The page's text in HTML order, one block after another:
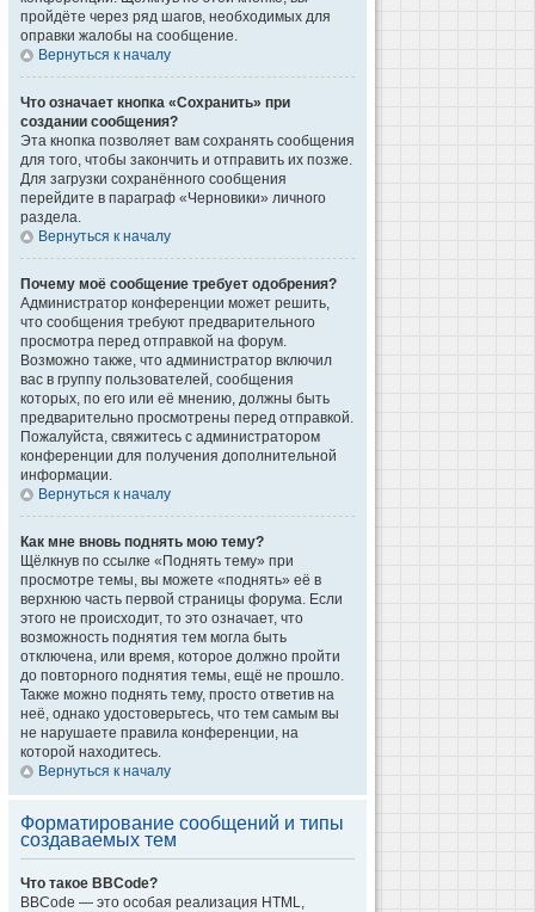
пройдёте через ряд шагов, необходимых для
оправки жалобы на сообщение.
Вернуться к началу
Что означает кнопка «Сохранить» при
создании сообщения?
Эта кнопка позволяет вам сохранять сообщения
для того, чтобы закончить и отправить их позже.
Для загрузки сохранённого сообщения
перейдите в параграф «Черновики» личного
раздела.
Вернуться к началу
Почему моё сообщение требует одобрения?
Администратор конференции может решить,
что сообщения требуют предварительного
просмотра перед отправкой на форум.
Возможно также, что администратор включил
вас в группу пользователей, сообщения
которых, по его или её мнению, должны быть
предварительно просмотрены перед отправкой.
Пожалуйста, свяжитесь с администратором
конференции для получения дополнительной
информации.
Вернуться к началу
Как мне вновь поднять мою тему?
Щёлкнув по ссылке «Поднять тему» при
просмотре темы, вы можете «поднять» её в
верхнюю часть первой страницы форума. Если
этого не происходит, то это означает, что
возможность поднятия тем могла быть
отключена, или время, которое должно пройти
до повторного поднятия темы, ещё не прошло.
Также можно поднять тему, просто ответив на
неё, однако удостоверьтесь, что тем самым вы
не нарушаете правила конференции, на
которой находитесь.
Вернуться к началу
Форматирование сообщений и типы
создаваемых тем
Что такое BBCode?
BBCode — это особая реализация HTML,